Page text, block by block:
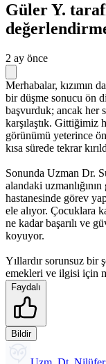
Güler Y.
2 ay önce
Merhabalar, kızımın
bir düşme sonucu ön
başvurduk; ancak her
karşılaştık. Gittiğimiz
görünümü yeterince
kısa sürede tekrar
Sonunda Uzman Dr.
alandaki
hastanesinde görev
ele alıyor. Çocuklara
ne kadar başarılı ve
koyuyor.
Yıllardır sorunsuz bir
emekleri ve ilgisi için
Faydalı
Bildir